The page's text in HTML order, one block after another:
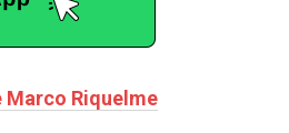
Marco Riquelme